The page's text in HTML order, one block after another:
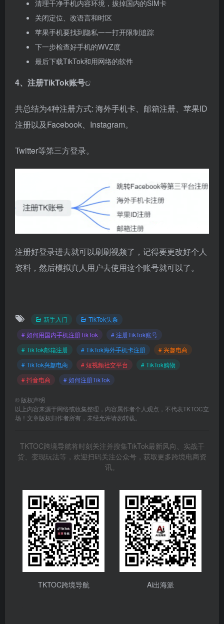
清理干净手机内容环境，拔掉国内的SIM卡
关闭定位、改语言和时区
苹果手机要找到隐私一一打开限制追踪
下一步检查好手机的WVZ度
最后下载TikTok和用网络的软件
4、 注册TikTok账号
共总结为4种注册方式: 海外手机卡、邮箱注册、苹果ID
注册以及Facebook、Instagram。
Twitter等第三方登录。
注册好登录进去就可以刷刷视频了，记得要更改好个人
资料，然后模拟真人用户去使用这个账号就可以了。
新手入门
TikTok头条
# 如何用国内手机注册TikTok
# 注册TikTok账号
# TikTok邮箱注册
# TikTok海外手机卡注册
# 兴趣电商
# TikTok兴趣电商
# 短视频社交平台
# TikTok购物
# 抖音电商
# 如何注册TikTok
© 版权声明
以上内容来源于网络或收集整理，内容属作者个人观点，不代表TKTOC立
场！文章版权归作者所有，未经允许请勿转载。
TKTOC跨境导航将时刻关注并搜集TikTok最新风向、实战干
货、变现玩法等，欢迎扫码关注公众号，获取更多跨境电商资
讯。
TKTOC跨境导航 Ai出海派